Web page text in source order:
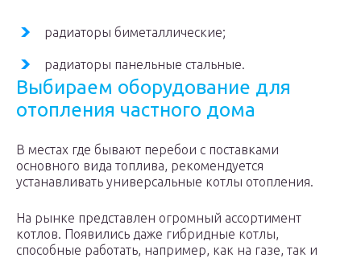
радиаторы биметаллические;
радиаторы панельные стальные.
Выбираем оборудование для
отопления частного дома
В местах где бывают перебои с поставками
основного вида топлива, рекомендуется
устанавливать универсальные котлы отопления.
На рынке представлен огромный ассортимент
котлов. Появились даже гибридные котлы,
способные работать, например, как на газе, так и